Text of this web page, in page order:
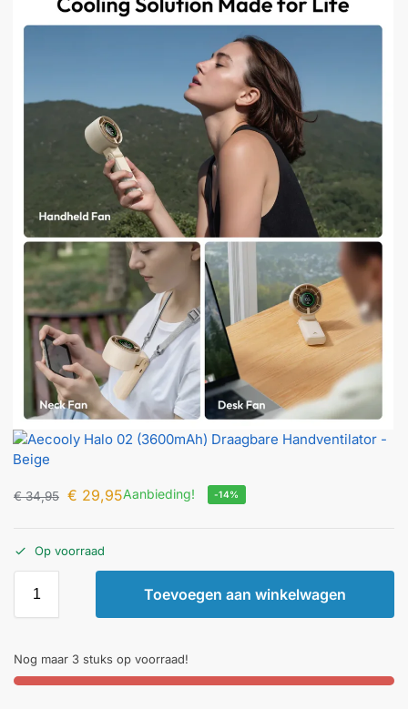
Aanbieding!
€34,95 € 29,95 -14%
Op voorraad
Toevoegen aan winkelwagen
Nog maar 3 stuks op voorraad!